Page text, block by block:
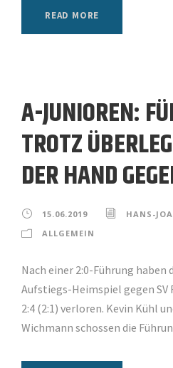
READ MORE
A-JUNIOREN:
TROTZ
DER HAND
15.06.2019
HANS-
ALLGEMEIN
Nach einer 2:0-Führung haben
Aufstiegs-Heimspiel gegen SV
2:4 (2:1) verloren. Kevin Kühl
Wichmann schossen die